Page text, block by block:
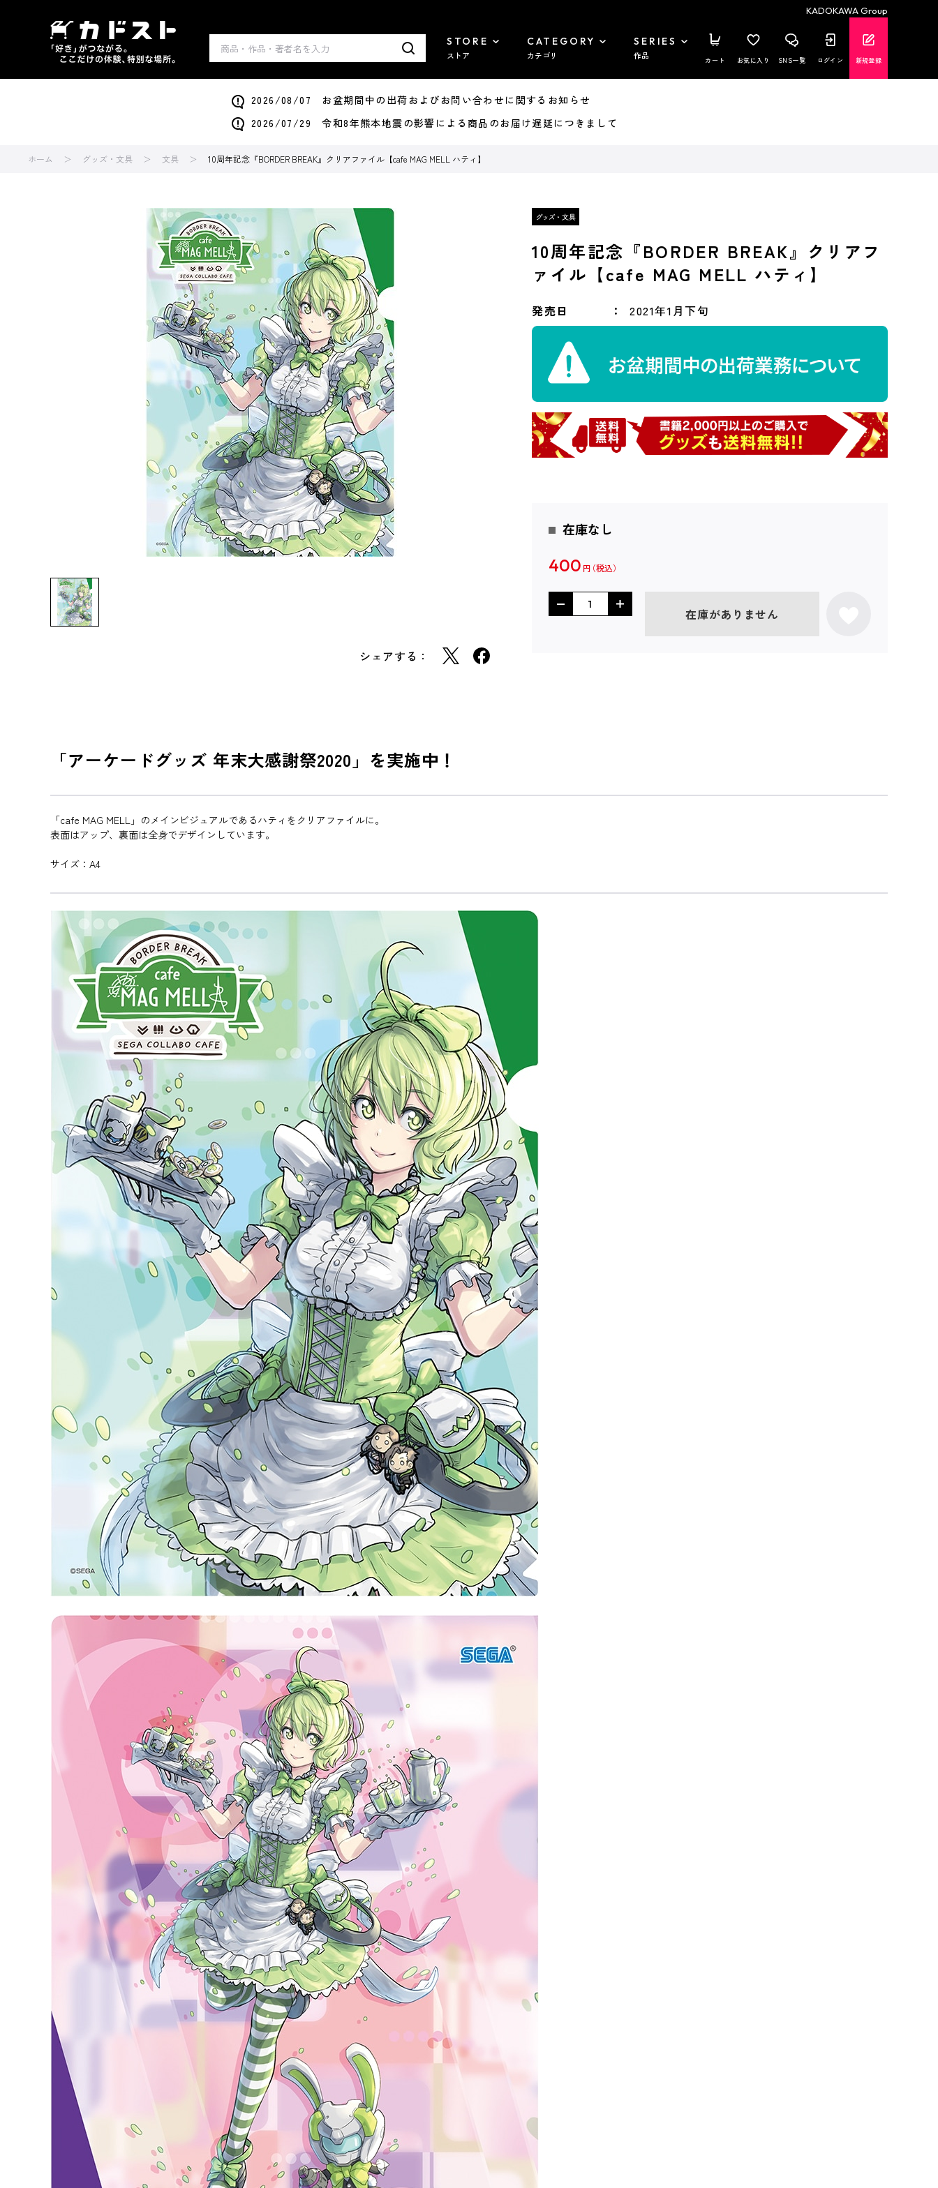
KADOKAWA Group
STORE
ストア
CATEGORY
カテゴリ
SERIES
作品 カート お気に入り SNS一覧 ログイン 新規登録
2026/08/07 お盆期間中の出荷およびお問い合わせに関するお知らせ
2026/07/29 令和8年熊本地震の影響による商品のお届け遅延につきまして
ホーム グッズ・文具 文具 10周年記念『BORDER BREAK』クリアファイル【cafe MAG MELL ハティ】
シェアする：
10周年記念『BORDER BREAK』クリアフ
ァイル【cafe MAG MELL ハティ】
発売日 2021年1月下旬
在庫なし
400 円
在庫がありません
「アーケードグッズ 年末大感謝祭2020」を実施中！
「cafe MAG MELL」のメインビジュアルであるハティをクリアファイルに。
表面はアップ、裏面は全身でデザインしています。
サイズ：A4